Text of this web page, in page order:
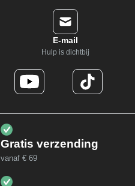
E-mail
Hulp is dichtbij
Gratis verzending
vanaf € 69